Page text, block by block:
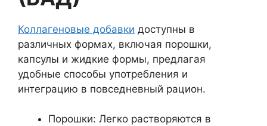
Коллагеновые добавки доступны в
различных формах, включая порошки,
капсулы и жидкие формы, предлагая
удобные способы употребления и
интеграцию в повседневный рацион.
Порошки: Легко растворяются в